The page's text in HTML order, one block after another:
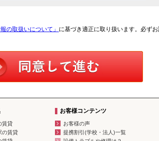
報の取扱いについて」 に基づき適正に取り扱います。必ず
賃貸
の賃貸
お客様コンテンツ
お客様の声
提携割引(学校・法人)一覧